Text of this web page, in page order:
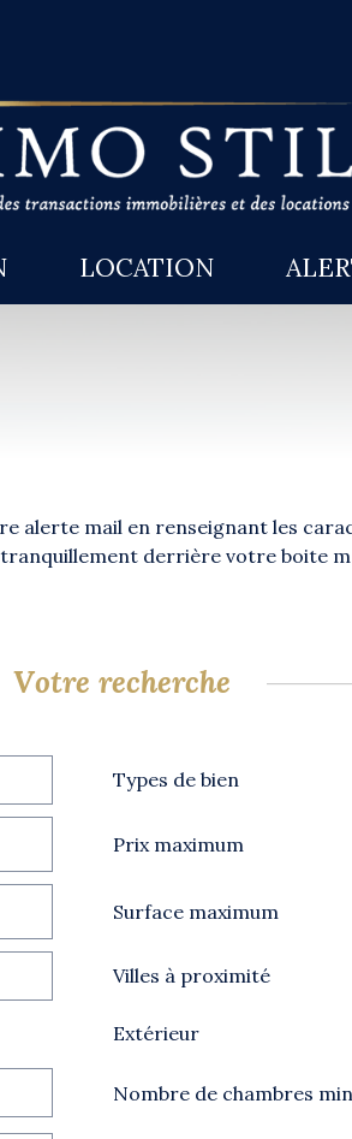
LOCATION
alerte mail en renseignant les
derrière votre boite
votre recherche
Types de bien
Prix maximum
Surface maximum
Villes à proximité
Extérieur
Nombre de chambres min